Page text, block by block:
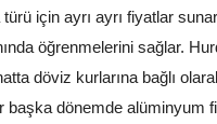
için ayrı ayrı fiyatlar
öğrenmelerini sağlar.
döviz kurlarına bağlı
başka dönemde alüminyum